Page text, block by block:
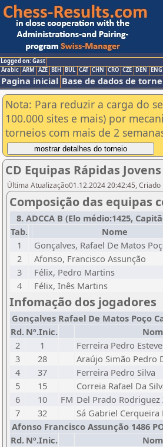
Logged on: Gast
Arabic ARM AZE BIH BUL CAT CHN CRO CZE DEN ENG
Pagina inicial Base de dados de
Nota: Para reduzir a carga do
100.000 sites e mais) por
torneios com mais de 2
CD Equipas Rápidas
Última Atualização01.12.2024 20:42:45,
Composição das equipas
8. ADCCA B (Elo médio:1425,
Tab.
Nome
1
Gonçalves, Rafael De Matos
2
Afonso, Francisco Assunção
3
Félix, Pedro Martins
4
Félix, Inês Martins
Infomação dos jogadores
Gonçalves Rafael De Matos Poço
Rd. Nº.Inic.
2
1 Ferreira Pedro
3
28 Araújo Simão Pedro
4
37 Ferreira Pedro Silva
5
15 Correia Rafael Da
6
10 FM Del Prado Rodriguez
7
32 Sá Gabriel Cerqueira
Afonso Francisco Assunção 1486
Rd. Nº.Inic.